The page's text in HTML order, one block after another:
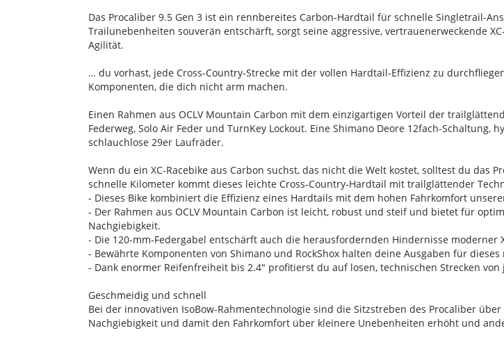
Das Procaliber 9.5 Gen 3 ist ein rennbereites Carbon-Hardtail für schnelle Singletrail-
Trailunebenheiten souverän entschärft, sorgt seine aggressive, vertrauenerweckende
Agilität.
… du vorhast, jede Cross-Country-Strecke mit der vollen Hardtail-Effizienz zu
Komponenten, die dich nicht arm machen.
Einen Rahmen aus OCLV Mountain Carbon mit dem einzigartigen Vorteil der
Federweg, Solo Air Feder und TurnKey Lockout. Eine Shimano Deore 12fach-
schlauchlose 29er Laufräder.
Wenn du ein XC-Racebike aus Carbon suchst, das nicht die Welt kostet, solltest du das
schnelle Kilometer kommt dieses leichte Cross-Country-Hardtail mit trailglättender
- Dieses Bike kombiniert die Effizienz eines Hardtails mit dem hohen Fahrkomfort
- Der Rahmen aus OCLV Mountain Carbon ist leicht, robust und steif und bietet für
Nachgiebigkeit.
- Die 120-mm-Federgabel entschärft auch die herausfordernden Hindernisse moderner
- Bewährte Komponenten von Shimano und RockShox halten deine Ausgaben für
- Dank enormer Reifenfreiheit bis 2.4" profitierst du auf losen, technischen Strecken von
Geschmeidig und schnell
Bei der innovativen IsoBow-Rahmentechnologie sind die Sitzstreben des Procaliber
Nachgiebigkeit und damit den Fahrkomfort über kleinere Unebenheiten erhöht und